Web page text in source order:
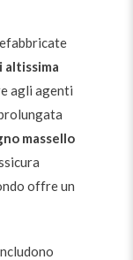
altissima
agli agenti
massello
offre un